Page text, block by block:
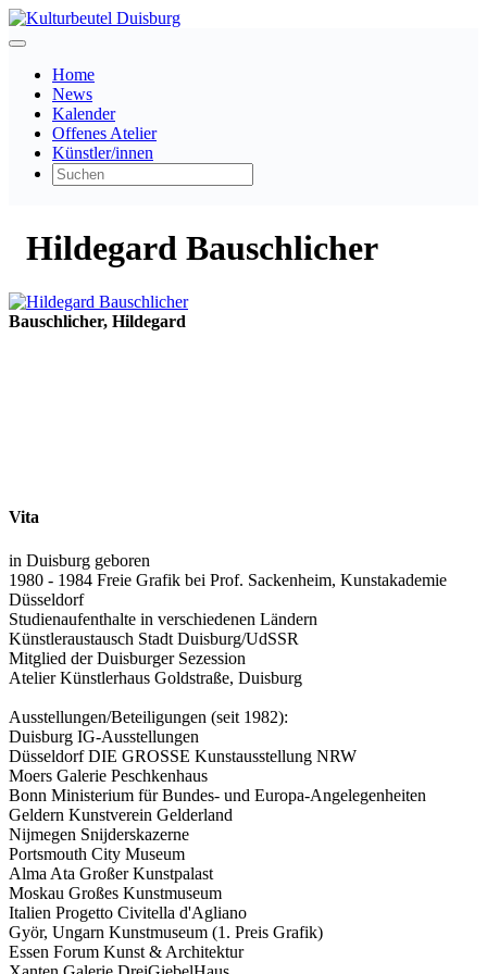
Home
News
Kalender
Offenes Atelier
Künstler/innen
Hildegard Bauschlicher
Bauschlicher, Hildegard
Vita
in Duisburg geboren
1980 - 1984 Freie Grafik bei Prof. Sackenheim, Kunstakademie
Düsseldorf
Studienaufenthalte in verschiedenen Ländern
Künstleraustausch Stadt Duisburg/UdSSR
Mitglied der Duisburger Sezession
Atelier Künstlerhaus Goldstraße, Duisburg
Ausstellungen/Beteiligungen (seit 1982):
Duisburg IG-Ausstellungen
Düsseldorf DIE GROSSE Kunstausstellung NRW
Moers Galerie Peschkenhaus
Bonn Ministerium für Bundes- und Europa-Angelegenheiten
Geldern Kunstverein Gelderland
Nijmegen Snijderskazerne
Portsmouth City Museum
Alma Ata Großer Kunstpalast
Moskau Großes Kunstmuseum
Italien Progetto Civitella d'Agliano
Györ, Ungarn Kunstmuseum (1. Preis Grafik)
Essen Forum Kunst & Architektur